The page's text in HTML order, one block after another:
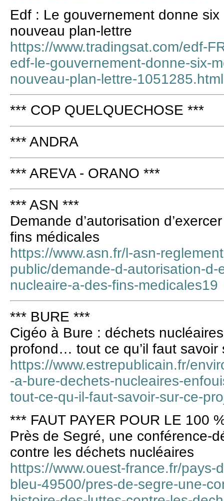
Edf : Le gouvernement donne
nouveau plan-lettre
https://www.tradingsat.com/edf-
edf-le-gouvernement-donne-six-
nouveau-plan-lettre-1051285.html
*** COP QUELQUECHOSE ***
*** ANDRA
*** AREVA - ORANO ***
*** ASN ***
Demande d’autorisation
fins médicales
https://www.asn.fr/l-asn-
public/demande-d-autorisation-d-
nucleaire-a-des-fins-medicales19
*** BURE ***
Cigéo à Bure : déchets
profond… tout ce qu’il faut savoir
https://www.estrepublicain.fr/
-a-bure-dechets-nucleaires-
tout-ce-qu-il-faut-savoir-sur-ce-
*** FAUT PAYER POUR LE 100
Près de Segré, une conférence-
contre les déchets nucléaires
https://www.ouest-france.fr/pays-
bleu-49500/pres-de-segre-une-